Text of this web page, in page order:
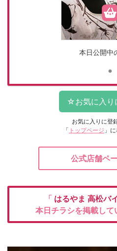
本日公開中
お気に入りに登
「 トップページ 」
公式店舗ペ
「 はるやま 高松バ
本日チラシを掲載して